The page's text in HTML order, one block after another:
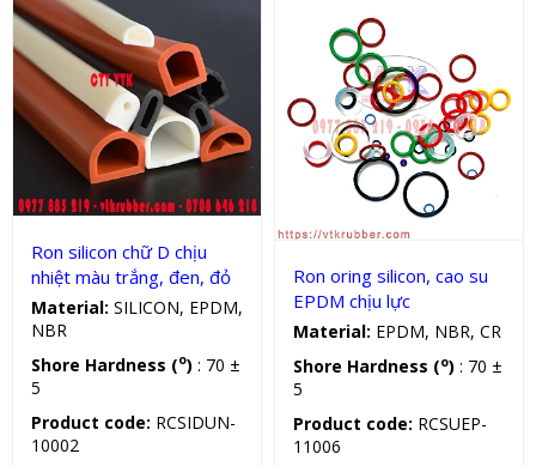
Gioăng silicon
Ron silicon chữ D chịu
nhiệt màu trắng, đen, đỏ
Material: SILICON, EPDM,
NBR
Shore Hardness (o) : 70 ±
5
Product code: RCSIDUN-
10002
Oring cao su
Ron oring silicon, cao su
EPDM chịu lực
Material: EPDM, NBR, CR
Shore Hardness (o) : 70 ±
5
Product code: RCSUEP-
11006